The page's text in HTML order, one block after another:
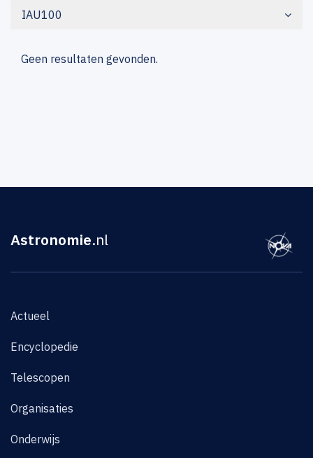
IAU100
Geen resultaten gevonden.
Astronomie.nl
Actueel
Encyclopedie
Telescopen
Organisaties
Onderwijs